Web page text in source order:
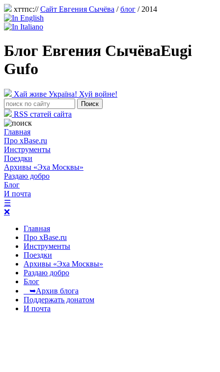
хттпс://Сайт Евгения Сычёва /блог / 2014
Блог Евгения СычёваEugi
Gufo
Хай живе Україна! Хуй войне!
RSS статей сайта
Главная
Про xBase.ru
Инструменты
Поездки
Архивы «Эха Москвы»
Раздаю добро
Блог
И почта
☰
❌
Главная
Про xBase.ru
Инструменты
Поездки
Архивы «Эха Москвы»
Раздаю добро
Блог
➥Архив блога
Поддержать донатом
И почта